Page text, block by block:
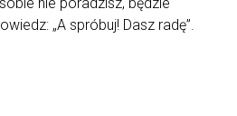
„A spróbuj! Dasz radę”.